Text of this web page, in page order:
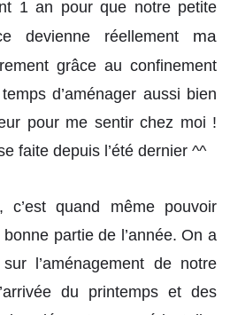
1 an pour que notre petite
devienne réellement ma
grâce au confinement
d’aménager aussi bien
pour me sentir chez moi !
faite depuis l’été dernier ^^
, c’est quand même pouvoir
partie de l’année. On a
l’aménagement de notre
du printemps et des